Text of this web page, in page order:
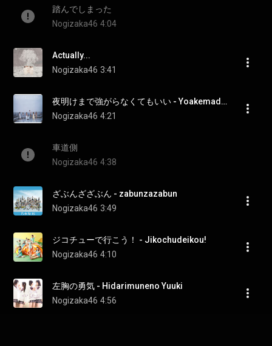
踏んでしまった
Nogizaka46 4:04
Actually...
Nogizaka46 3:41
夜明けまで強がらなくてもいい - Yoakemade Tsuyogaranakutemoii
Nogizaka46 4:21
車道側
Nogizaka46 4:38
ざぶんざざぶん - zabunzazabun
Nogizaka46 3:49
ジコチューで行こう！ - Jikochudeikou!
Nogizaka46 4:10
左胸の勇気 - Hidarimuneno Yuuki
Nogizaka46 4:56